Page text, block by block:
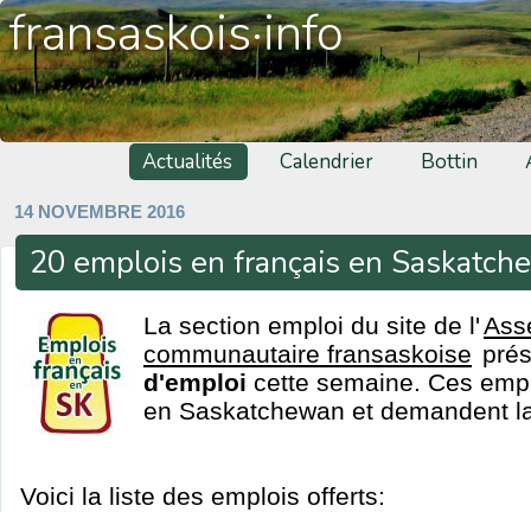
fransaskois·info
Actualités Calendrier Bottin
14 NOVEMBRE 2016
20 emplois en français en
La section emploi du site de l'
communautaire fransaskoise
d'emploi cette semaine. Ces
en Saskatchewan et demandent
Voici la liste des emplois offerts: